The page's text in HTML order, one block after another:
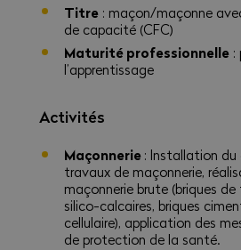
Titre : maçon/maçonne
de capacité (CFC)
Maturité professionnelle :
l’apprentissage
Activités
Maçonnerie : Installation du
travaux de maçonnerie,
maçonnerie brute (briques
silico-calcaires, briques
cellulaire), application des
de protection de la santé.